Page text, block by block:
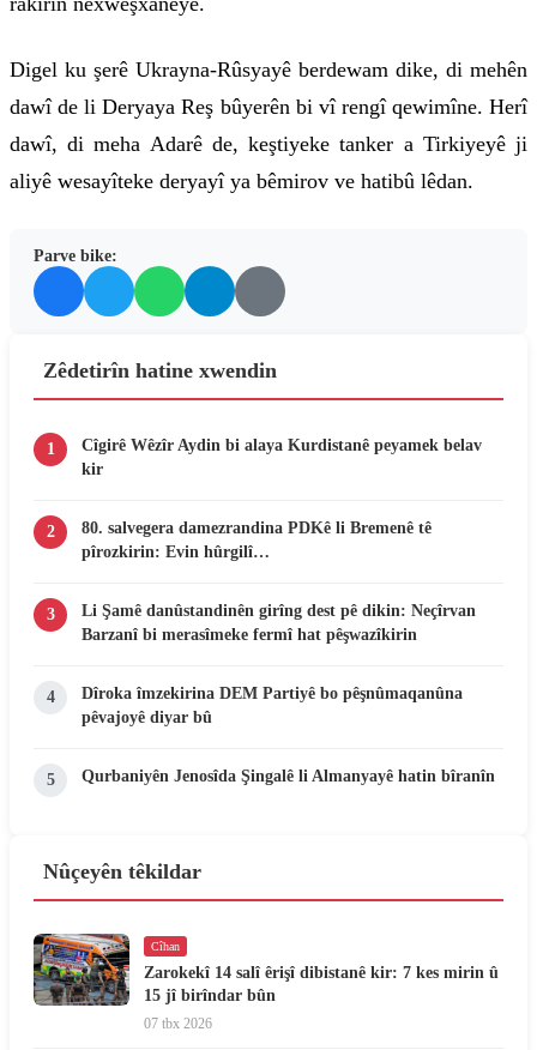
Digel ku şerê Ukrayna-Rûsyayê berdewam dike, di mehên
dawî de li Deryaya Reş bûyerên bi vî rengî qewimîne. Herî
dawî, di meha Adarê de, keştiyeke tanker a Tirkiyeyê ji
aliyê wesayîteke deryayî ya bêmirov ve hatibû lêdan.
Parve bike:
Zêdetirîn hatine xwendin
1
Cîgirê Wêzîr Aydin bi alaya Kurdistanê peyamek belav
kir
2
80. salvegera damezrandina PDKê li Bremenê tê
pîrozkirin: Evin hûrgilî…
3
Li Şamê danûstandinên girîng dest pê dikin: Neçîrvan
Barzanî bi merasîmeke fermî hat pêşwazîkirin
4
Dîroka îmzekirina DEM Partiyê bo pêşnûmaqanûna
pêvajoyê diyar bû
5 Qurbaniyên Jenosîda Şingalê li Almanyayê hatin bîranîn
Nûçeyên têkildar
Cîhan
Zarokekî 14 salî êrişî dibistanê kir: 7 kes mirin û
15 jî birîndar bûn
07 tbx 2026